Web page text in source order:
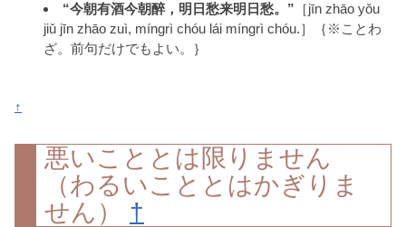
“今朝有酒今朝醉，明日愁来明日愁。” ［jīn zhāo yǒu
jiǔ jīn zhāo zuì, míngrì chóu lái míngrì chóu.］｛※ことわ
ざ。前句だけでもよい。｝
↑
悪いこととは限りません
（わるいこととはかぎりま
せん） †